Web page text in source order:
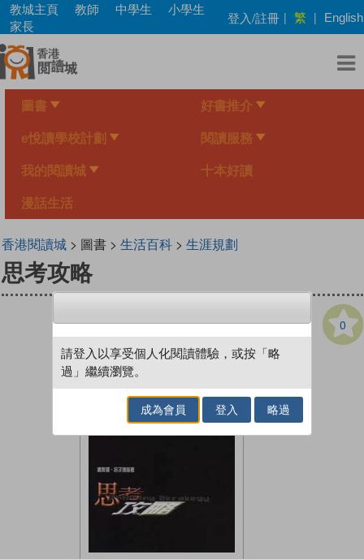
Skip
main
content
教城主頁 教師 中學生
小學生
家長
登入/註冊 | 繁 | English
圖書 好書推介
e悅讀學校計劃 閱讀服務
我的閱讀城 十本好讀
漫話生活
香港閱讀城> 圖書 > 生活百科> 生涯規劃
思考攻略
0
請登入以享受個人化閱讀體驗，或按「略
過」繼續瀏覽。
成為會員 登入 略過